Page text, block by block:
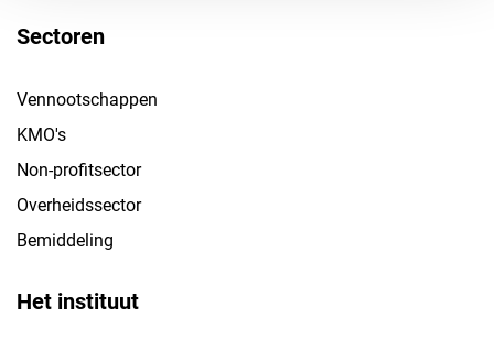
Sectoren
Vennootschappen
KMO's
Non-profitsector
Overheidssector
Bemiddeling
Het instituut